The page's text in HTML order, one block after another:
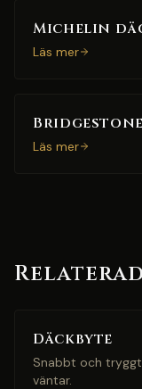
Michelin
Läs mer
Läs mer
Däckbyte
Snabbt och
väntar.